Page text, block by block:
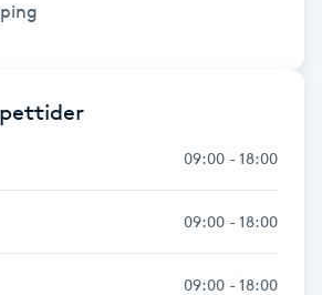
09:00 - 18:00
09:00 - 18:00
09:00 - 18:00